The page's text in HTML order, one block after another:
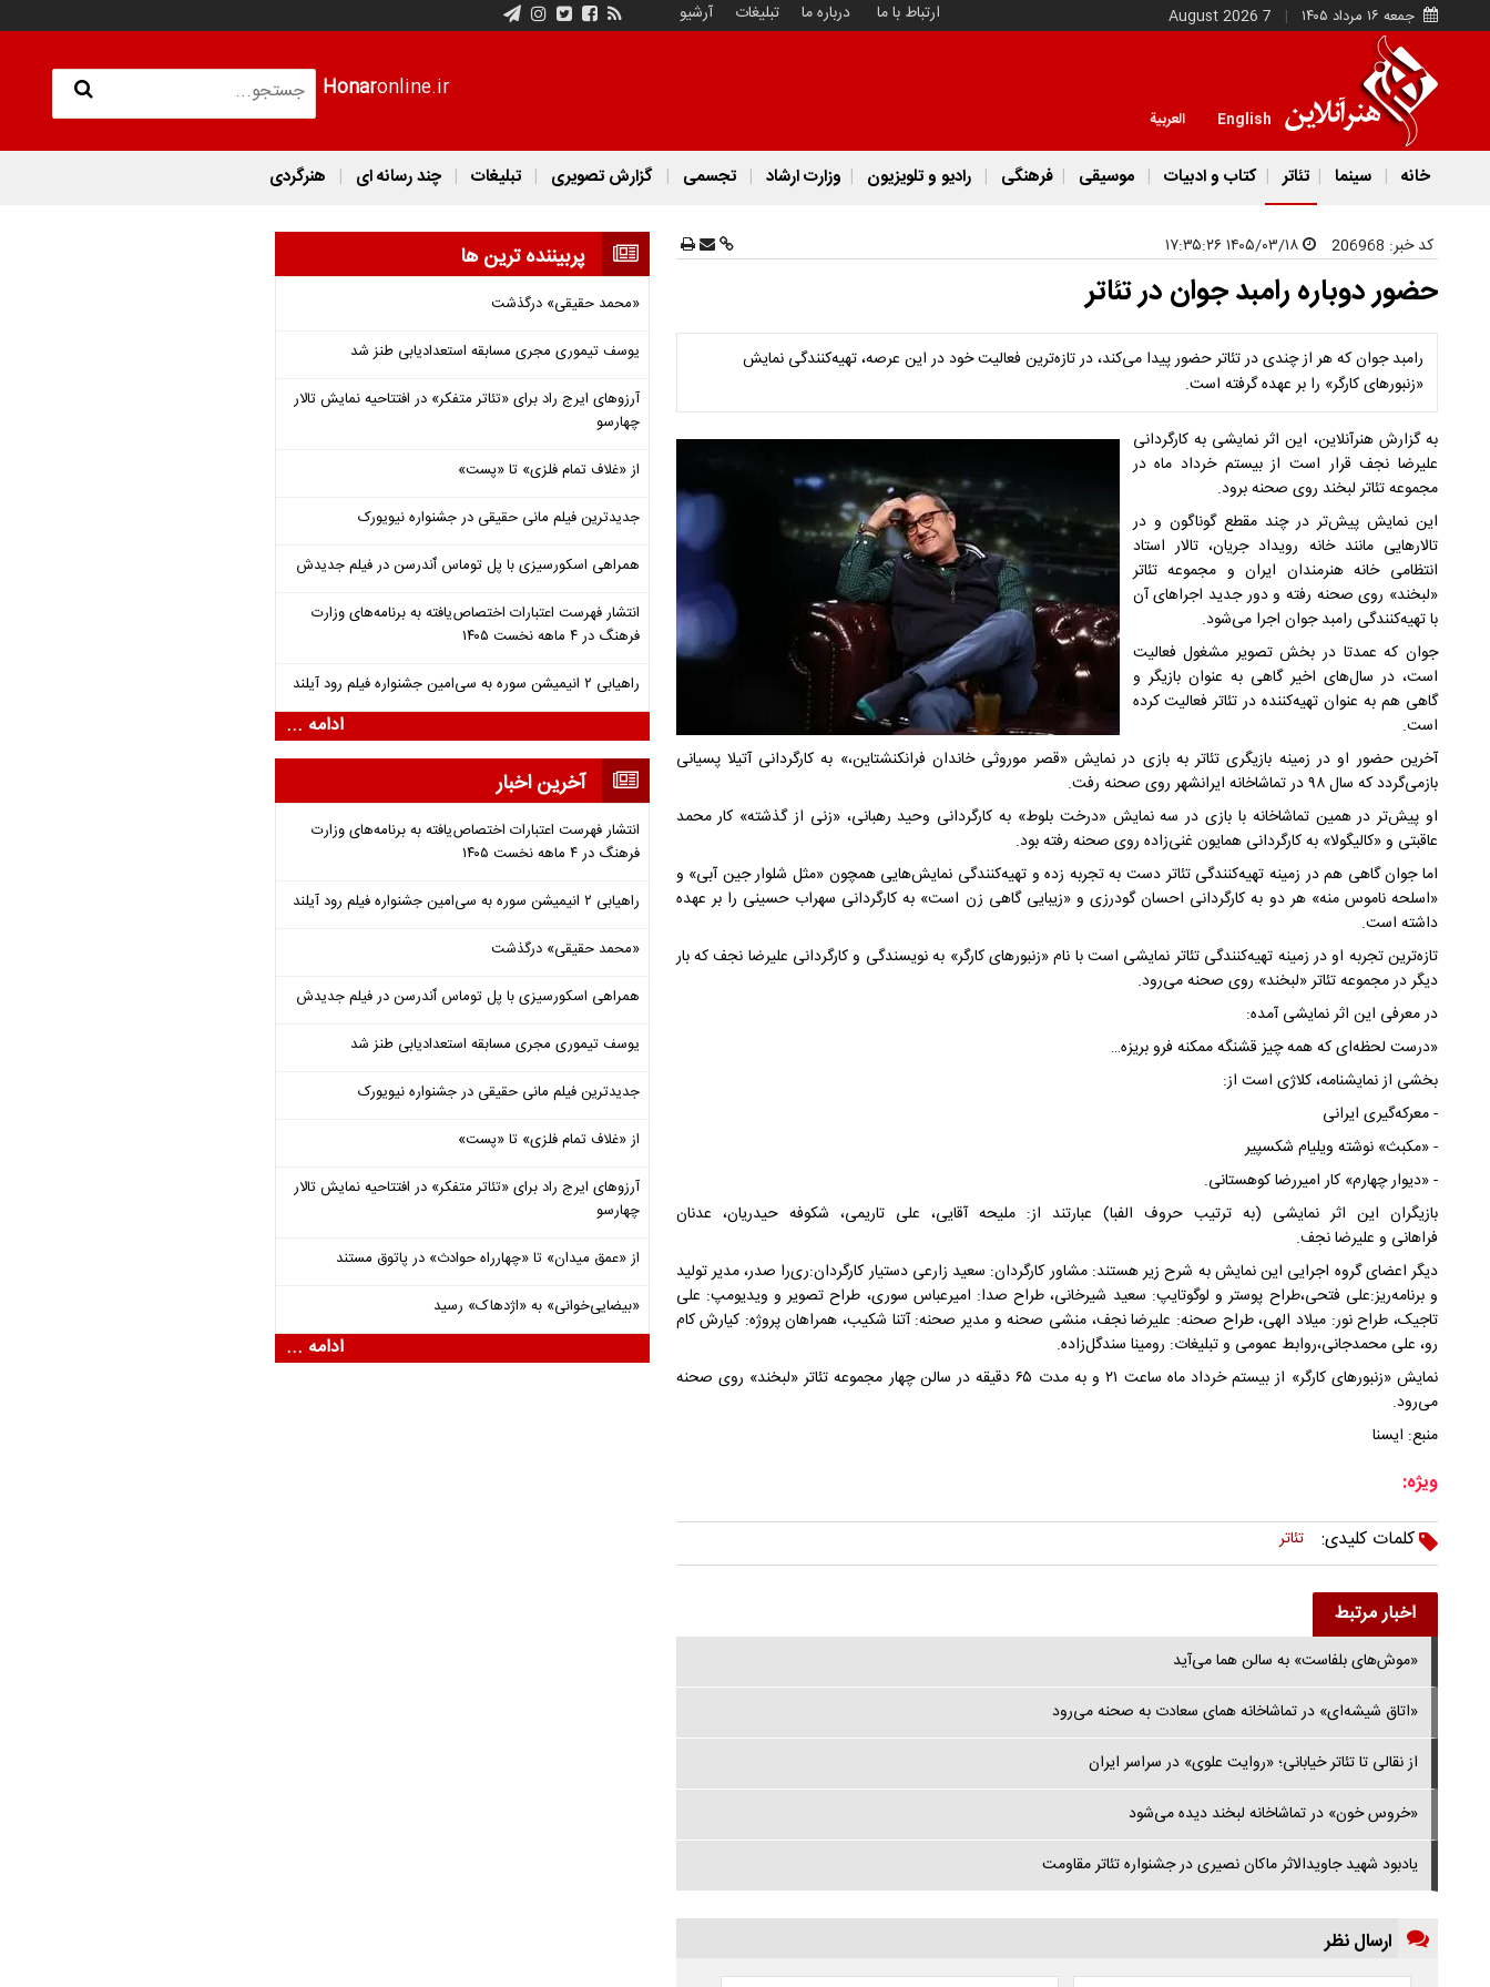
جمعه ۱۶ مرداد ۱۴۰۵ 7 August 2026 ارتباط با ما درباره ما تبلیغات آرشیو
Honaronline.ir
English العربية
خانه سینما تئاتر کتاب و ادبیات موسیقی فرهنگی رادیو و تلویزیون وزارت ارشاد تجسمی گزارش تصویری تبلیغات چند رسانه ای هنرگردی
کد خبر: 206968
حضور دوباره رامبد جوان در تئاتر
رامبد جوان که هر از چندی در تئاتر حضور پیدا می‌کند، در تازه‌ترین فعالیت خود در این عرصه، تهیه‌کنندگی نمایش
«زنبورهای کارگر» را بر عهده گرفته است.
به گزارش هنرآنلاین، این اثر نمایشی به کارگردانی
علیرضا نجف قرار است از بیستم خرداد ماه در
مجموعه تئاتر لبخند روی صحنه برود.
این نمایش پیش‌تر در چند مقطع گوناگون و در
تالارهایی مانند خانه رویداد جریان، تالار استاد
انتظامی خانه هنرمندان ایران و مجموعه تئاتر
«لبخند» روی صحنه رفته و دور جدید اجراهای آن
با تهیه‌کنندگی رامبد جوان اجرا می‌شود.
جوان که عمدتا در بخش تصویر مشغول فعالیت
است، در سال‌های اخیر گاهی به عنوان بازیگر و
گاهی هم به عنوان تهیه‌کننده در تئاتر فعالیت کرده
است.
آخرین حضور او در زمینه بازیگری تئاتر به بازی در نمایش «قصر موروثی خاندان فرانکنشتاین،» به کارگردانی آتیلا پسیانی
بازمی‌گردد که سال ۹۸ در تماشاخانه ایرانشهر روی صحنه رفت.
او پیش‌تر در همین تماشاخانه با بازی در سه نمایش «درخت بلوط» به کارگردانی وحید رهبانی، «زنی از گذشته» کار محمد
عاقبتی و «کالیگولا» به کارگردانی همایون غنی‌زاده روی صحنه رفته بود.
اما جوان گاهی هم در زمینه تهیه‌کنندگی تئاتر دست به تجربه زده و تهیه‌کنندگی نمایش‌هایی همچون «مثل شلوار جین آبی» و
«اسلحه ناموس منه» هر دو به کارگردانی احسان گودرزی و «زیبایی گاهی زن است» به کارگردانی سهراب حسینی را بر عهده
داشته است.
تازه‌ترین تجربه او در زمینه تهیه‌کنندگی تئاتر نمایشی است با نام «زنبورهای کارگر» به نویسندگی و کارگردانی علیرضا نجف که بار
دیگر در مجموعه تئاتر «لبخند» روی صحنه می‌رود.
در معرفی این اثر نمایشی آمده:
«درست لحظه‌ای که همه چیز قشنگه ممکنه فرو بریزه…
بخشی از نمایشنامه، کلاژی است از:
- معرکه‌گیری ایرانی
- «مکبث» نوشته ویلیام شکسپیر
- «دیوار چهارم» کار امیررضا کوهستانی.
بازیگران این اثر نمایشی (به ترتیب حروف الفبا) عبارتند از: ملیحه ‌آقایی، علی ‌تاریمی، شکوفه ‌حیدریان، عدنان
‌فراهانی و علیرضا ‌نجف.
دیگر اعضای گروه اجرایی این نمایش به شرح زیر هستند: مشاور کارگردان: سعید ‌زارعی دستیار کارگردان:ری‌را ‌صدر، مدیر تولید
و برنامه‌ریز:علی ‌فتحی،طراح پوستر و لوگوتایپ: سعید شیرخانی، طراح صدا: امیرعباس ‌سوری، طراح تصویر و ویدیومپ: علی
‌تاجیک، طراح نور: میلاد ‌الهی، طراح صحنه: علیرضا ‌نجف، منشی صحنه و مدیر صحنه: آتنا ‌شکیب، همراهان پروژه: کیارش ‌کام
‌رو، علی ‌محمدجانی،روابط عمومی و تبلیغات: رومینا ‌سندگل‌زاده.
نمایش «زنبورهای کارگر» از بیستم خرداد ماه ساعت ۲۱ و به مدت ۶۵ دقیقه در سالن چهار مجموعه تئاتر «لبخند» روی صحنه
می‌رود.
منبع: ایسنا
ویژه:
کلمات کلیدی:
تئاتر
اخبار مرتبط
«موش‌های بلفاست» به سالن هما می‌آید
«اتاق شیشه‌ای» در تماشاخانه همای سعادت به صحنه می‌رود
از نقالی تا تئاتر خیابانی؛ «روایت علوی» در سراسر ایران
«خروس خون» در تماشاخانه لبخند دیده می‌شود
یادبود شهید جاویدالاثر ماکان نصیری در جشنواره تئاتر مقاومت
ارسال نظر
پربیننده ترین ها
«محمد حقیقی» درگذشت
یوسف تیموری مجری مسابقه استعدادیابی طنز شد
آرزوهای ایرج راد برای «تئاتر متفکر» در افتتاحیه نمایش تالار
چهارسو
از «غلاف تمام فلزی» تا «پست»
جدیدترین فیلم مانی حقیقی در جشنواره نیویورک
همراهی اسکورسیزی با پل توماس ٱندرسن در فیلم جدیدش
انتشار فهرست اعتبارات اختصاص‌یافته به برنامه‌های وزارت
فرهنگ در ۴ ماهه نخست ۱۴۰۵
راهیابی ۲ انیمیشن سوره به سی‌امین جشنواره فیلم رود آیلند
ادامه ...
آخرین اخبار
انتشار فهرست اعتبارات اختصاص‌یافته به برنامه‌های وزارت
فرهنگ در ۴ ماهه نخست ۱۴۰۵
راهیابی ۲ انیمیشن سوره به سی‌امین جشنواره فیلم رود آیلند
«محمد حقیقی» درگذشت
همراهی اسکورسیزی با پل توماس ٱندرسن در فیلم جدیدش
یوسف تیموری مجری مسابقه استعدادیابی طنز شد
جدیدترین فیلم مانی حقیقی در جشنواره نیویورک
از «غلاف تمام فلزی» تا «پست»
آرزوهای ایرج راد برای «تئاتر متفکر» در افتتاحیه نمایش تالار
چهارسو
از «عمق میدان» تا «چهارراه حوادث» در پاتوق مستند
«بیضایی‌خوانی» به «اژدهاک» رسید
ادامه ...